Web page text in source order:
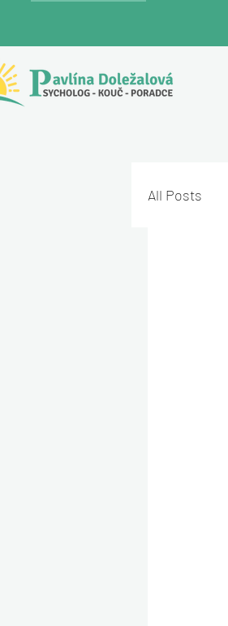
All Posts